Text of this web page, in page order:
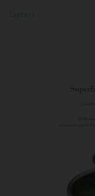
Leer (+)